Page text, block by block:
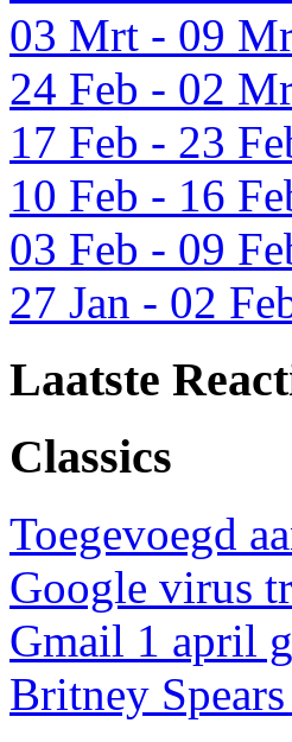
03 Mrt - 09
24 Feb - 02
17 Feb - 23
10 Feb - 16
03 Feb - 09
27 Jan - 02
Laatste
Classics
Toegevoegd
Google virus
Gmail 1 april
Britney